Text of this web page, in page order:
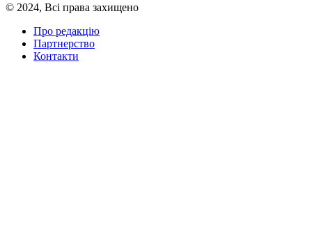
© 2024, Всі права захищено
Про редакцію
Партнерство
Контакти